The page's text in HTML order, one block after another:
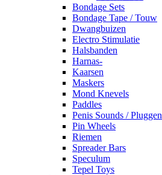
Bondage Sets
Bondage Tape / Touw
Dwangbuizen
Electro Stimulatie
Halsbanden
Harnas-
Kaarsen
Maskers
Mond Knevels
Paddles
Penis Sounds / Pluggen
Pin Wheels
Riemen
Spreader Bars
Speculum
Tepel Toys